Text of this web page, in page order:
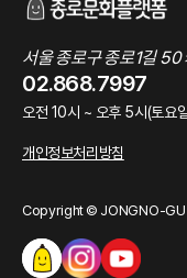
서울 종로구 종로1길 50
02.868.7997
오전 10시 ~ 오후 5시(토요
개인정보처리방침
Copyright © JONGNO-